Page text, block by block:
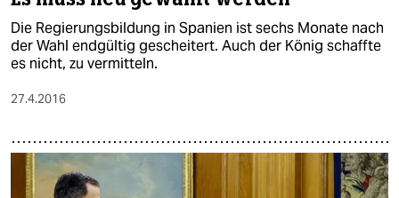
Die Regierungsbildung in Spanien ist sechs Monate nach
der Wahl endgültig gescheitert. Auch der König schaffte
es nicht, zu vermitteln.
27.4.2016